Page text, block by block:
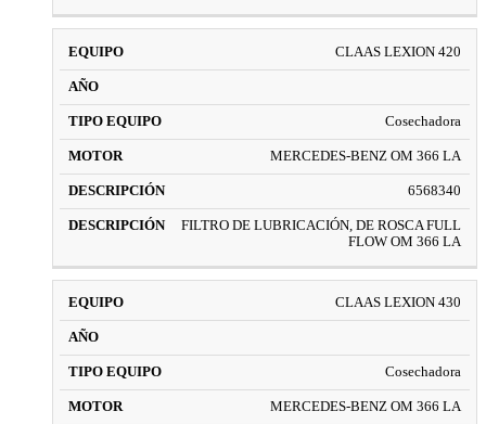
CLAAS LEXION 420
Cosechadora
MERCEDES-BENZ OM 366 LA
6568340
FILTRO DE LUBRICACIÓN, DE ROSCA FULL
FLOW OM 366 LA
CLAAS LEXION 430
Cosechadora
MERCEDES-BENZ OM 366 LA